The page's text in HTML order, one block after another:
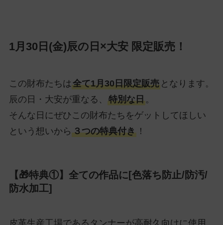
1月30日(金)辰の日×大安 限定販売！
この財布たちは全て1月30日限定販売となります。
辰の日・大安が重なる、 特別な日。
そんな日にぜひこの財布たちをゲットしてほしい
という想いから ３つの特典付き！
【🎁特典①】全ての作品に[色落ち防止/防汚/
防水加工]
皮革生産工場であるタンナーが高耐久向けに使用